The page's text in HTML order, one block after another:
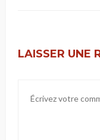
LAISSER UNE